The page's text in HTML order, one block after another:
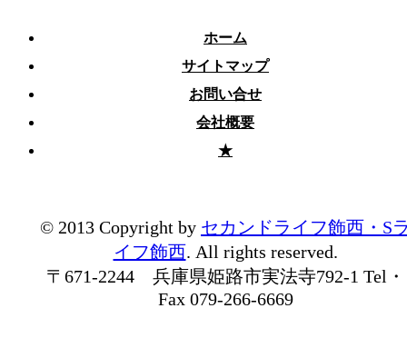
ホーム
サイトマップ
お問い合せ
会社概要
★
© 2013 Copyright by セカンドライフ飾西・S
イフ飾西. All rights reserved.
〒671-2244 兵庫県姫路市実法寺792-1 Tel・
Fax 079-266-6669